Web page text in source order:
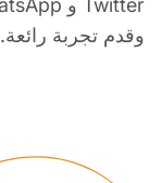
وقدم تجربة رائعة.